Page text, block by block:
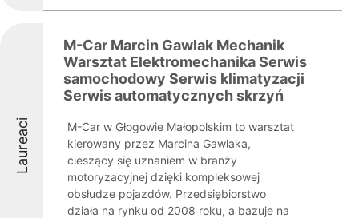
Laureaci
M-Car Marcin Gawlak Mechanik
Warsztat Elektromechanika Serwis
samochodowy Serwis klimatyzacji
Serwis automatycznych skrzyń
M-Car w Głogowie Małopolskim to warsztat
kierowany przez Marcina Gawlaka,
cieszący się uznaniem w branży
motoryzacyjnej dzięki kompleksowej
obsłudze pojazdów. Przedsiębiorstwo
działa na rynku od 2008 roku, a bazuje na